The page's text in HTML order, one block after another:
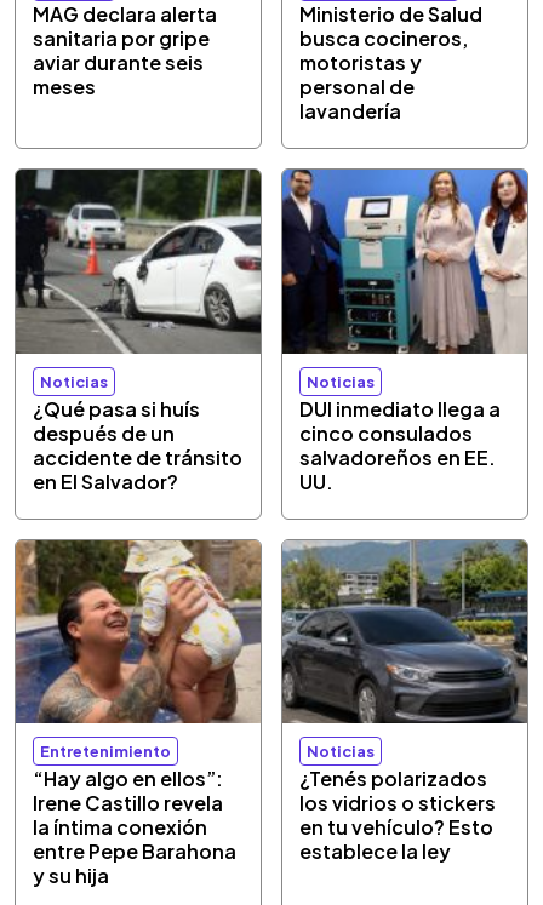
MAG declara alerta
sanitaria por gripe
aviar durante seis
meses
Ministerio de Salud
busca cocineros,
motoristas y
personal de
lavandería
Noticias
¿Qué pasa si huís
después de un
accidente de tránsito
en El Salvador?
Noticias
DUI inmediato llega a
cinco consulados
salvadoreños en EE.
UU.
Entretenimiento
“Hay algo en ellos”:
Irene Castillo revela
la íntima conexión
entre Pepe Barahona
y su hija
Noticias
¿Tenés polarizados
los vidrios o stickers
en tu vehículo? Esto
establece la ley